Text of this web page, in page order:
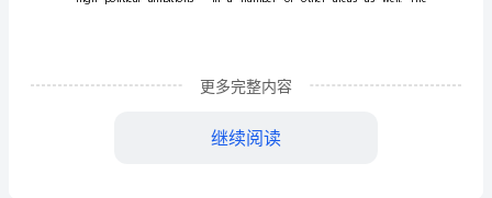
waythesafetyphilosophyinherentinpresentroad-
更多完整内容
继续阅读